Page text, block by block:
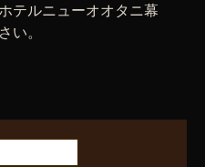
テルニューオオタニ幕
い。